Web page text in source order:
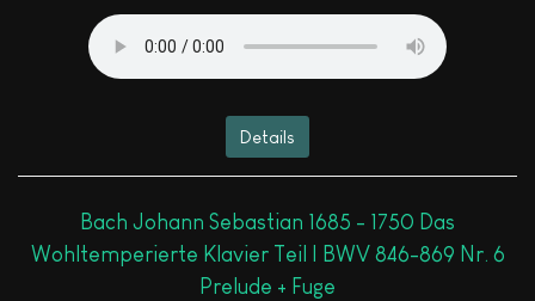
Details
Bach Johann Sebastian 1685 - 1750 Das
Wohltemperierte Klavier Teil I BWV 846-869 Nr. 6
Prelude + Fuge